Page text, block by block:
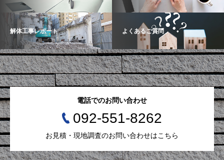
解体工事レポート よくあるご質問
電話でのお問い合わせ
092-551-8262
お見積・現地調査のお問い合わせはこちら